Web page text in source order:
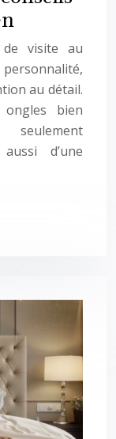
visite au
au détail.
bien
d’une